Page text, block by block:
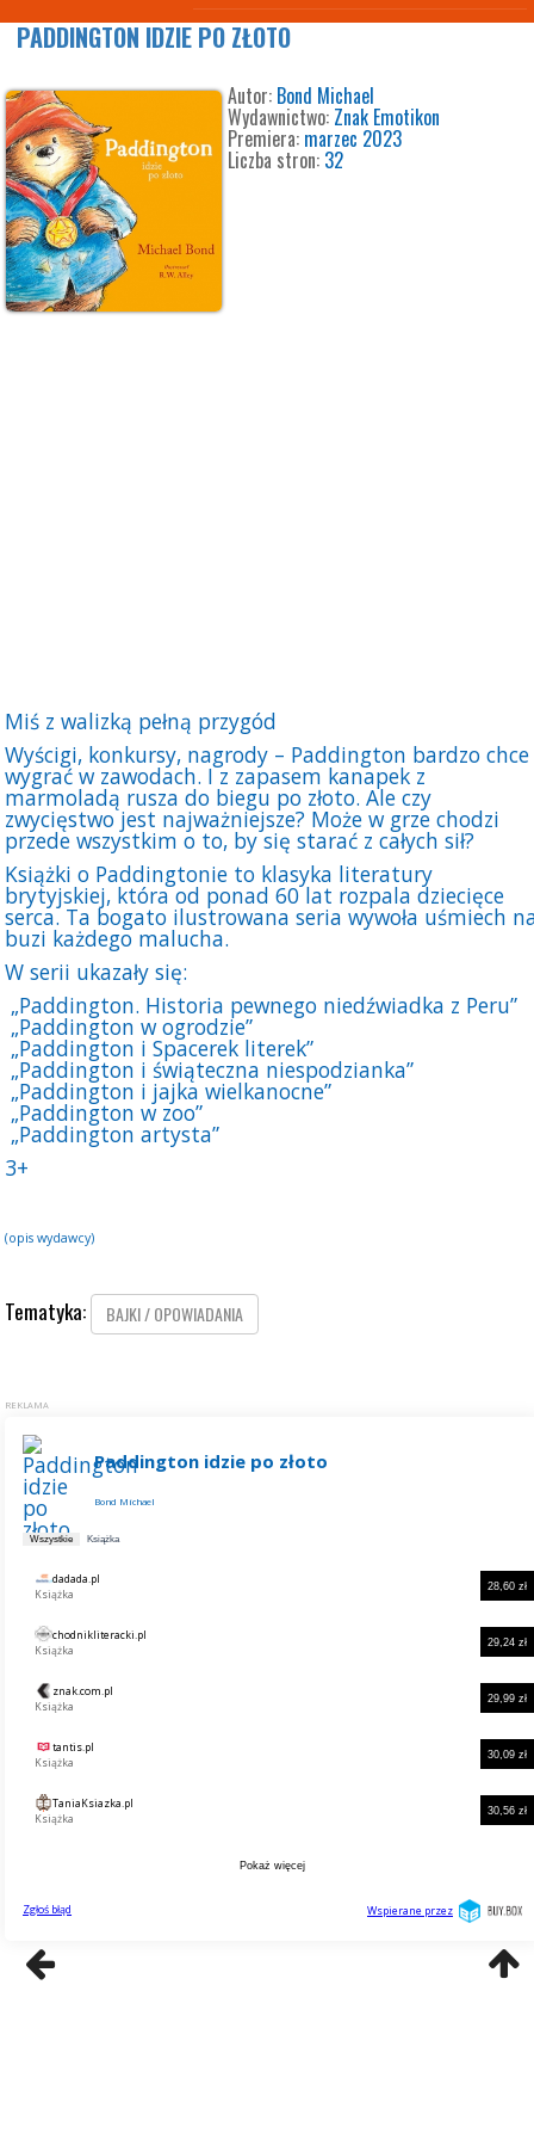
PADDINGTON IDZIE PO ZŁOTO
Autor: Bond Michael
Wydawnictwo: Znak Emotikon
Premiera: marzec 2023
Liczba stron: 32
Miś z walizką pełną przygód
Wyścigi, konkursy, nagrody – Paddington bardzo chce
wygrać w zawodach. I z zapasem kanapek z
marmoladą rusza do biegu po złoto. Ale czy
zwycięstwo jest najważniejsze? Może w grze chodzi
przede wszystkim o to, by się starać z całych sił?
Książki o Paddingtonie to klasyka literatury
brytyjskiej, która od ponad 60 lat rozpala dziecięce
serca. Ta bogato ilustrowana seria wywoła uśmiech
buzi każdego malucha.
W serii ukazały się:
„Paddington. Historia pewnego niedźwiadka z Peru”
„Paddington w ogrodzie”
„Paddington i Spacerek literek”
„Paddington i świąteczna niespodzianka”
„Paddington i jajka wielkanocne”
„Paddington w zoo”
„Paddington artysta”
3+
(opis wydawcy)
Tematyka: BAJKI / OPOWIADANIA